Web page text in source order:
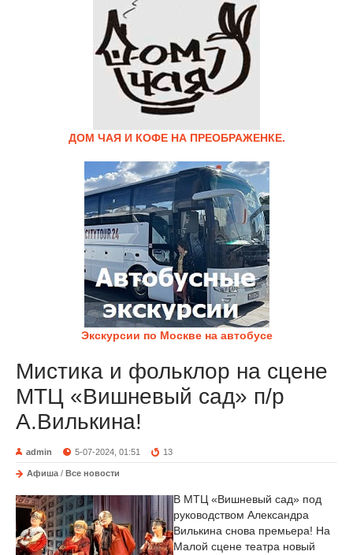
ДОМ ЧАЯ И КОФЕ НА ПРЕОБРАЖЕНКЕ.
Экскурсии по Москве на автобусе
Мистика и фольклор на сцене
МТЦ «Вишневый сад» п/р
А.Вилькина!
admin 5-07-2024, 01:51 13
Афиша / Все новости
В МТЦ «Вишневый сад» под
руководством Александра
Вилькина снова премьера! На
Малой сцене театра новый